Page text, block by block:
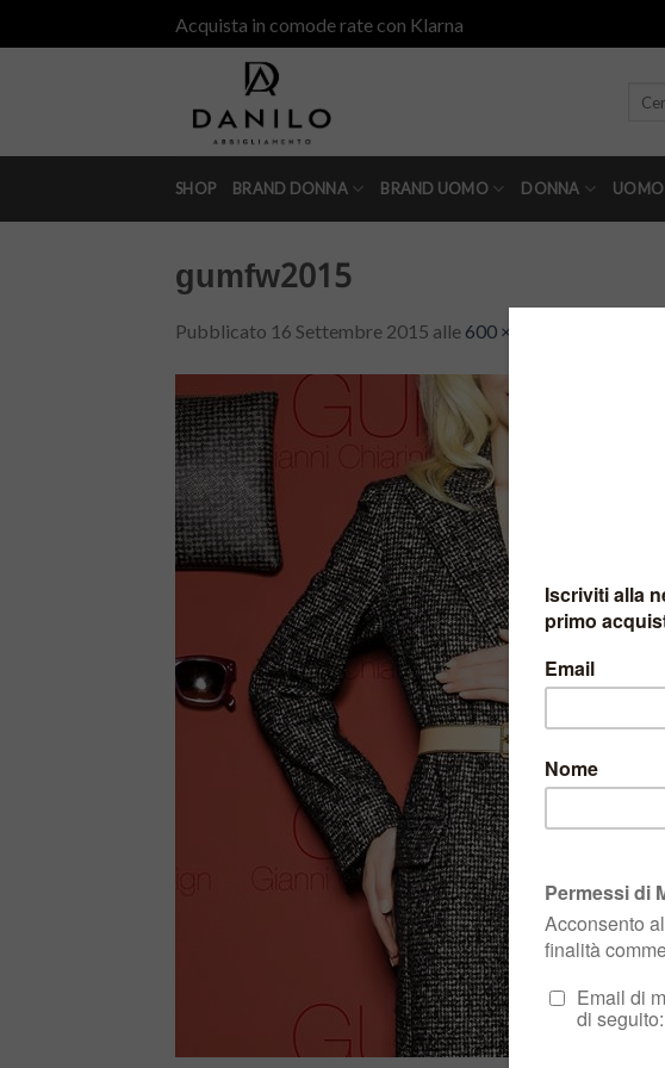
to
Acquista in comode rate con Klarna
SHOP BRAND DONNA BRAND UOMO DONNA UOMO
gumfw2015
Pubblicato 16 Settembre 2015 alle 600 × 573